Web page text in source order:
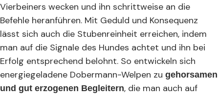
Vierbeiners wecken und ihn schrittweise an die
Befehle heranführen. Mit Geduld und Konsequenz
lässt sich auch die Stubenreinheit erreichen, indem
man auf die Signale des Hundes achtet und ihn bei
Erfolg entsprechend belohnt. So entwickeln sich
energiegeladene Dobermann-Welpen zu gehorsamen
und gut erzogenen Begleitern, die man auch auf